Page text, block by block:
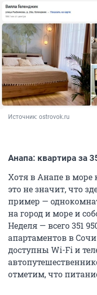
Источник: ostrovok.ru
Анапа: квартира за
Хотя в Анапе в море
это не значит, что
пример —
на город и море и
Неделя — всего 351
апартаментов в
доступны Wi-Fi и
отметим, что